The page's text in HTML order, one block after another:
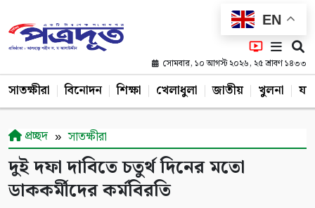
EN
সোমবার, ১০ আগস্ট ২০২৬, ২৫ শ্রাবণ ১৪৩৩
সাতক্ষীরা বিনোদন শিক্ষা খেলাধুলা জাতীয় খুলনা
প্রচ্ছদ সাতক্ষীরা
দুই দফা দাবিতে চতুর্থ দিনের মতো
ডাককর্মীদের কর্মবিরতি